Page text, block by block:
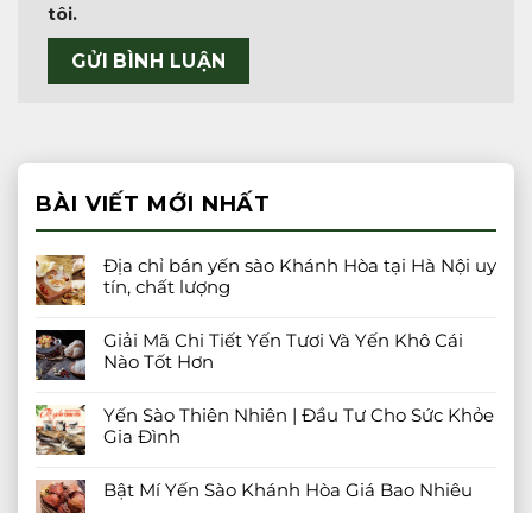
tôi.
BÀI VIẾT MỚI NHẤT
Địa chỉ bán yến sào Khánh Hòa tại Hà Nội uy
tín, chất lượng
Giải Mã Chi Tiết Yến Tươi Và Yến Khô Cái
Nào Tốt Hơn
Yến Sào Thiên Nhiên | Đầu Tư Cho Sức Khỏe
Gia Đình
Bật Mí Yến Sào Khánh Hòa Giá Bao Nhiêu